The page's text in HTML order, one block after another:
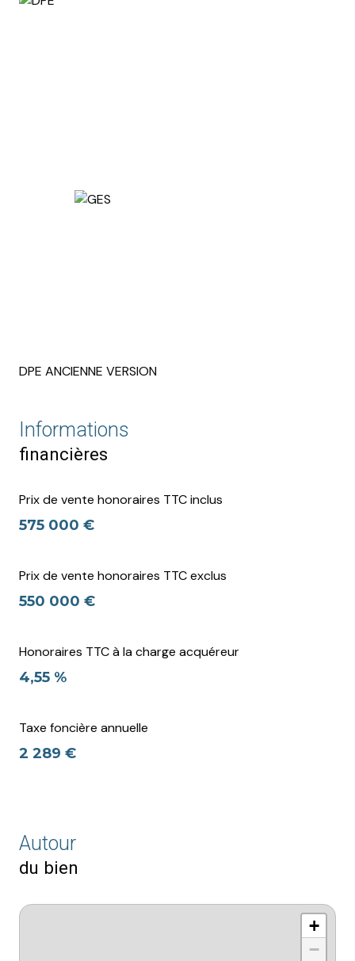
cuisine séparée (équipée)
2 niveau(x)
quartier Malo Terminus, PLAGE
DPE ANCIENNE VERSION
Informations
financières
Prix de vente honoraires TTC inclus
575 000 €
Prix de vente honoraires TTC exclus
550 000 €
Honoraires TTC à la charge acquéreur
4,55 %
Taxe foncière annuelle
2 289 €
Autour
du bien
+
−